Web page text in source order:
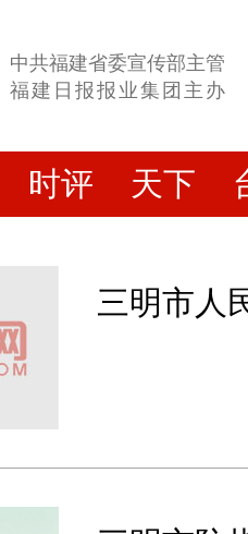
中共福建省委宣传部主管
福建日报报业集团主办
时评 天下
三明市人